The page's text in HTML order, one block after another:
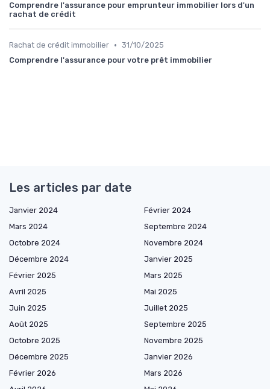
Comprendre l'assurance pour emprunteur immobilier lors d'un
rachat de crédit
Rachat de crédit immobilier • 31/10/2025
Comprendre l'assurance pour votre prêt immobilier
Les articles par date
Janvier 2024
Février 2024
Mars 2024
Septembre 2024
Octobre 2024
Novembre 2024
Décembre 2024
Janvier 2025
Février 2025
Mars 2025
Avril 2025
Mai 2025
Juin 2025
Juillet 2025
Août 2025
Septembre 2025
Octobre 2025
Novembre 2025
Décembre 2025
Janvier 2026
Février 2026
Mars 2026